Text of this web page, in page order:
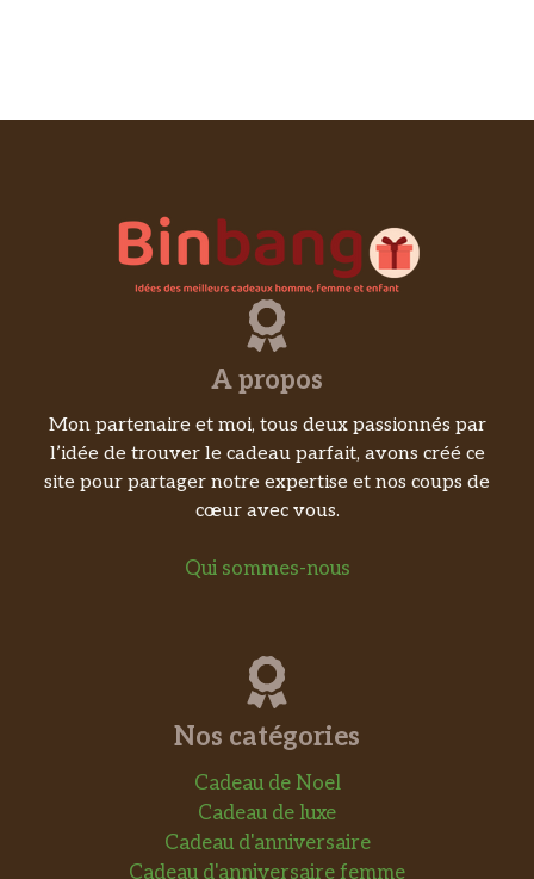
A propos
Mon partenaire et moi, tous deux passionnés par
l’idée de trouver le cadeau parfait, avons créé ce
site pour partager notre expertise et nos coups de
cœur avec vous.
Qui sommes-nous
Nos catégories
Cadeau de Noel
Cadeau de luxe
Cadeau d'anniversaire
Cadeau d'anniversaire femme